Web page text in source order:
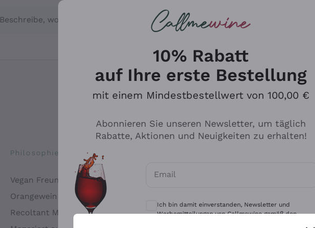
Beschreibe, wonach du suchst
Philosophien
Vegan Freundlich
Orangewein
Recoltant Manipulant
Antinori
Ca' del Bosco
Gavi
10% Rabatt
auf Ihre erste Bestellung
mit einem Mindestbestellwert von 100,00 €
Abonnieren Sie unseren Newsletter, um täglich
Rabatte, Aktionen und Neuigkeiten zu erhalten!
Email
Optionale Einwilligungen zum Erhalt von
Ich bin damit einverstanden, Newsletter und
Werbemitteilungen von Callmewine gemäß den -